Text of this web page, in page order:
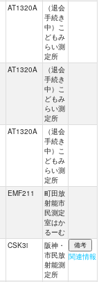
AT1320A
（退会
手続き
中）こ
どもみ
らい測
定所
AT1320A
（退会
手続き
中）こ
どもみ
らい測
定所
AT1320A
（退会
手続き
中）こ
どもみ
らい測
定所
EMF211
町田放
射能市
民測定
室はか
るーむ
CSK3i
阪神・
市民放
射能測
定所
関連情報